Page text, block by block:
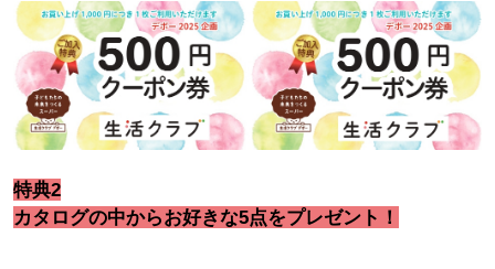
特典2
カタログの中からお好きな5点をプレゼント ！